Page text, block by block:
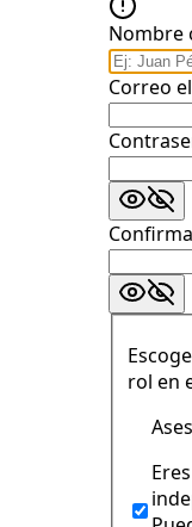
Nombre
Correo
rol en